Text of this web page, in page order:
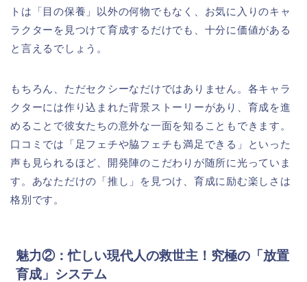
トは「目の保養」以外の何物でもなく、お気に入りのキャ
ラクターを見つけて育成するだけでも、十分に価値がある
と言えるでしょう。
もちろん、ただセクシーなだけではありません。各キャラ
クターには作り込まれた背景ストーリーがあり、育成を進
めることで彼女たちの意外な一面を知ることもできます。
口コミでは「足フェチや脇フェチも満足できる」といった
声も見られるほど、開発陣のこだわりが随所に光っていま
す。あなただけの「推し」を見つけ、育成に励む楽しさは
格別です。
魅力②：忙しい現代人の救世主！究極の「放置
育成」システム